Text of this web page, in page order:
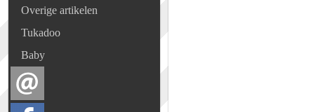
Overige artikelen
Tukadoo
Baby